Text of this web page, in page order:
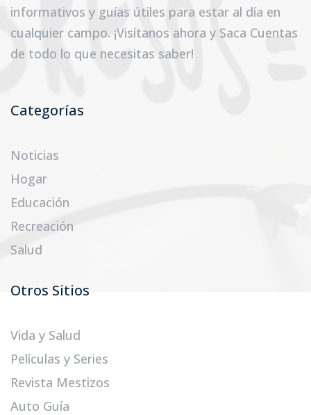
informativos y guías útiles para estar al día en
cualquier campo. ¡Visítanos ahora y Saca Cuentas
de todo lo que necesitas saber!
Categorías
Noticias
Hogar
Educación
Recreación
Salud
Otros Sitios
Vida y Salud
Películas y Series
Revista Mestizos
Auto Guía